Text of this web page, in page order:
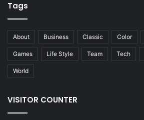
Tags
About Business Classic Color
Games Life Style Team Tech
World
VISITOR COUNTER